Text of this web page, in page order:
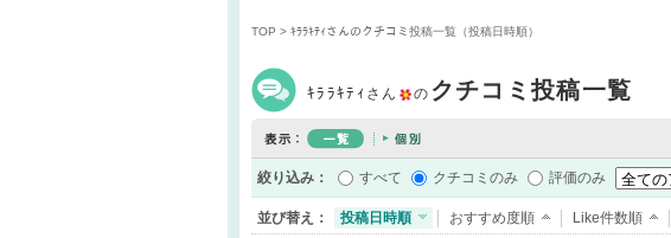
TOP > ｷﾗﾗｷﾃｨさんのクチコミ投稿一覧（投稿日時順）
ｷﾗﾗｷﾃｨ さん の クチコミ投稿一覧
絞り込み： すべて クチコミのみ 評価のみ
並び替え： 投稿日時順 おすすめ度順 Like件数順